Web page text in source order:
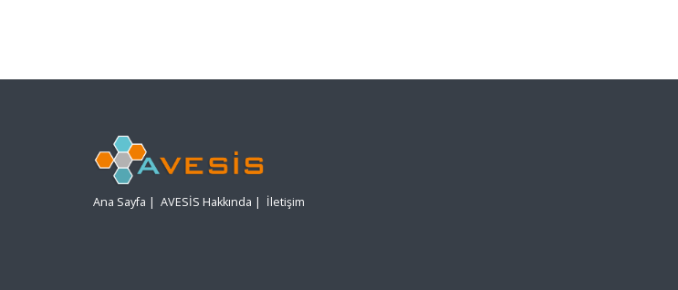
Ana Sayfa | AVESİS Hakkında | İletişim